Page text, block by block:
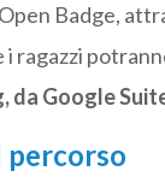
Badge,
ragazzi
Google